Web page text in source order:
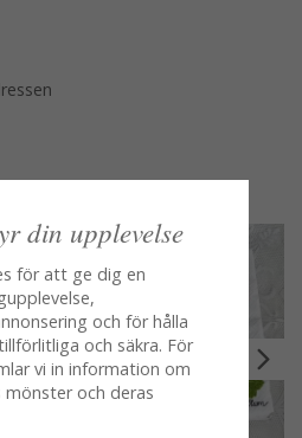
din upplevelse
för att ge dig en
och för hålla
och säkra. För
vi in information om
mönster och deras